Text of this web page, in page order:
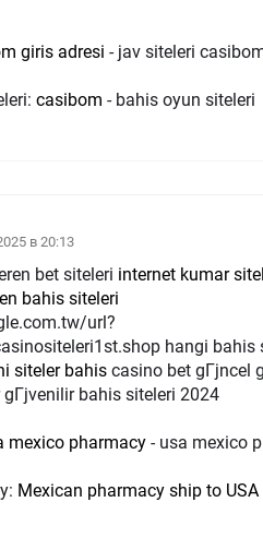
giris adresi - jav siteleri
casibom - bahis oyun siteleri
в 20:13
bet siteleri internet kumar
bahis siteleri
url?
hangi bahis
siteler bahis casino bet gГјncel
gГјvenilir bahis siteleri 2024
mexico pharmacy - usa mexico
Mexican pharmacy ship to USA